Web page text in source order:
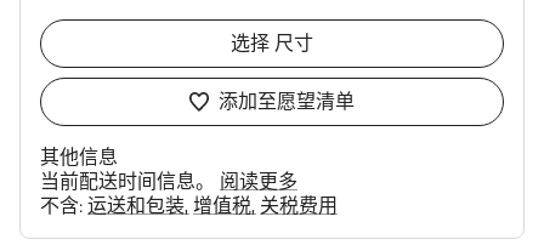
选择 尺寸
添加至愿望清单
其他信息
当前配送时间信息。 阅读更多
不含: 运送和包装 增值税 关税费用